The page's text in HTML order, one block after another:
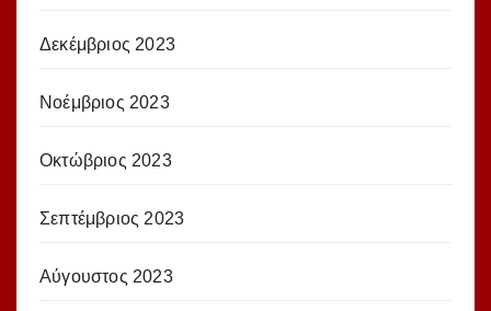
Δεκέμβριος 2023
Νοέμβριος 2023
Οκτώβριος 2023
Σεπτέμβριος 2023
Αύγουστος 2023